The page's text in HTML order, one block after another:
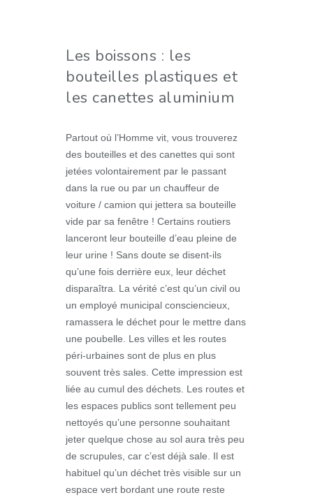
Les boissons : les
bouteilles plastiques et
les canettes aluminium
Partout où l’Homme vit, vous trouverez
des bouteilles et des canettes qui sont
jetées volontairement par le passant
dans la rue ou par un chauffeur de
voiture / camion qui jettera sa bouteille
vide par sa fenêtre ! Certains routiers
lanceront leur bouteille d’eau pleine de
leur urine ! Sans doute se disent-ils
qu’une fois derrière eux, leur déchet
disparaîtra. La vérité c’est qu’un civil ou
un employé municipal consciencieux,
ramassera le déchet pour le mettre dans
une poubelle. Les villes et les routes
péri-urbaines sont de plus en plus
souvent très sales. Cette impression est
liée au cumul des déchets. Les routes et
les espaces publics sont tellement peu
nettoyés qu’une personne souhaitant
jeter quelque chose au sol aura très peu
de scrupules, car c’est déjà sale. Il est
habituel qu’un déchet très visible sur un
espace vert bordant une route reste